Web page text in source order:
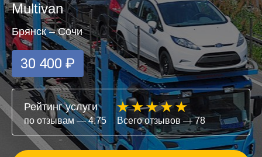
Multivan
Брянск – Сочи
30 400 ₽
Рейтинг услуги
по отзывам — 4.75 Всего отзывов — 78